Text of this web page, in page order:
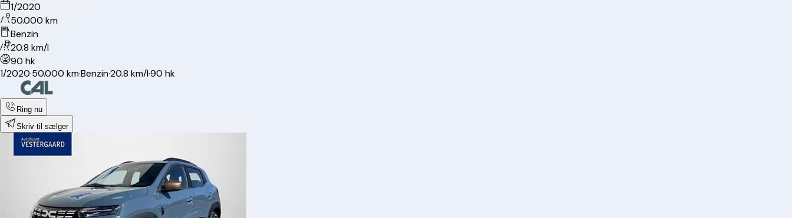
1/2020
50.000 km
Benzin
20.8 km/l
90 hk
1/2020·50.000 km·Benzin·20.8 km/l·90 hk
Ring nu
Skriv til sælger